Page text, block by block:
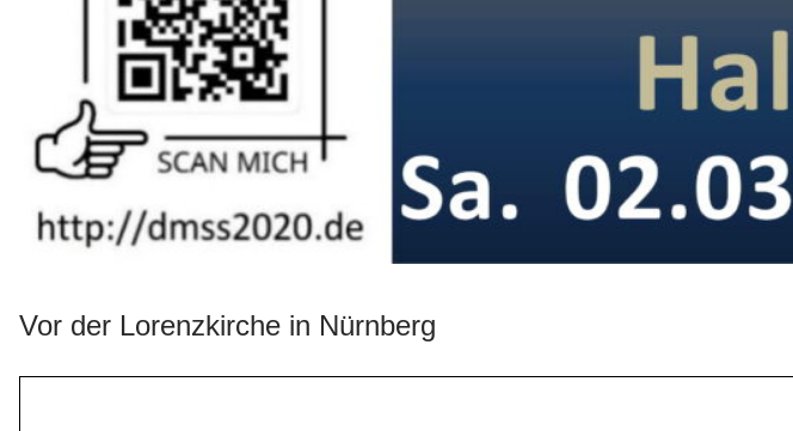
Vor der Lorenzkirche in Nürnberg